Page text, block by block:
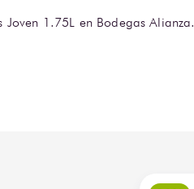
Joven 1.75L en Bodegas Alianza.